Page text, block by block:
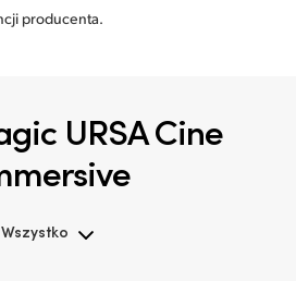
producenta.
URSA Cine
Wszystko